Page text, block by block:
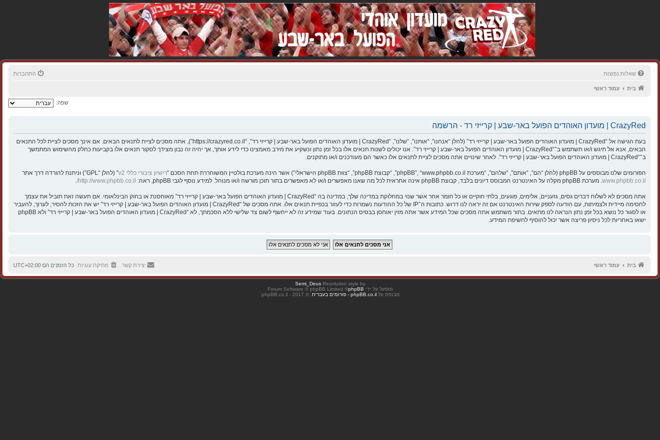
שאלות נפוצות התחברות
בית עמוד ראשי
שפה:
CrazyRed | מועדון האוהדים הפועל באר-שבע | קרייזי רד - הרשמה
בעת הגישה אל “CrazyRed | מועדון האוהדים הפועל באר-שבע | קרייזי רד” (להלן “אנחנו”, “אותנו”, “שלנו”, “CrazyRed | מועדון האוהדים הפועל באר-שבע | קרייזי רד”, “https://crazyred.co.il”), אתה מסכים לציית לתנאים הבאים. אם אינך מסכים לציית לכל התנאים
הבאים, אנא אל תיגש ו/או תשתמש ב־“CrazyRed | מועדון האוהדים הפועל באר-שבע | קרייזי רד”. אנו יכולים לשנות תנאים אלו בכל זמן נתון ונשקיע את מירב מאמצינו כדי לידע אותך, אך יהיה זה נבון מצידך לסקור תנאים אלו בקביעות כחלק מהשימוש המתמשך
ב־“CrazyRed | מועדון האוהדים הפועל באר-שבע | קרייזי רד”. לאחר שינויים אתה מסכים לציית לתנאים אלו כאשר הם מעודכנים ו/או מתוקנים.
הפורומים שלנו מבוססים על phpBB (להלן “הם”, “אותם”, “שלהם”, “מערכת phpBB”, “www.phpbb.co.il”, “קבוצת phpBB”, “צוות phpBB הישראלי”) אשר הינה מערכת בולטיין המשוחררת תחת הסכם “ רישיון ציבורי כללי v2
” (להלן “GPL”) וניתנת להורדה דרך אתר
www.phpbb.co.il . מערכת phpBB מקלה על האינטרנט המבוסס דיונים בלבד, קבוצת phpBB אינה אחראית לכל מה שאנו מאפשרים ו/או לא מאפשרים בתור תוכן מורשה ו/או מנוהל. למידע נוסף לגבי phpBB, ראה: http://www.phpbb.co.il/
אתה מסכים לא לשלוח דברים גסים, גזעניים, אלימים, פוגעים, בלתי חוקיים או כל חומר אחר אשר שנוי במחלוקת במדינה שלך, במדינה בה “CrazyRed | מועדון האוהדים הפועל באר-שבע | קרייזי רד” מאוחסנת או בחוק הבינלאומי. אם תעשה זאת תוביל את עצמך
לחסימה מיידית ולצמיתות, עם הודעה לספק שירות האינטרנט אם זה יראה לנו דרוש. כתובות ה־IP של כל ההודעות נשמרות כדי לעזור בכפיית תנאים אלו. אתה מסכים של “CrazyRed | מועדון האוהדים הפועל באר-שבע | קרייזי רד” יש את הזכות להסיר, לערוך, להעביר
או לסגור כל נושא בכל זמן נתון הנראה לנו מתאים. בתור משתמש אתה מסכים שכל המידע אשר אתה מזין יאוחסן בבסיס הנתונים. בעוד שמידע זה לא ייחשף לשום צד שלישי ללא הסכמתך, לא “CrazyRed | מועדון האוהדים הפועל באר-שבע | קרייזי רד” ולא phpBB
ישאו באחריות לכל ניסיון פריצה אשר יכול להוסיף לחשיפת המידע.
בית עמוד ראשי כל הזמנים הם UTC+02:00 מחיקת עוגיות יצירת קשר
Revolution style by
Semi_Deus
מופעל על ידי phpBB
® Forum Software © phpBB Limited
מבוסס על phpBB.co.il - פורומים בעברית . © 2017 - phpBB.co.il.